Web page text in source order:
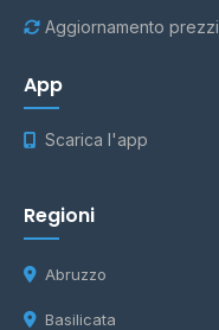
Aggiornamento prezzi
App
Scarica l'app
Regioni
Abruzzo
Basilicata